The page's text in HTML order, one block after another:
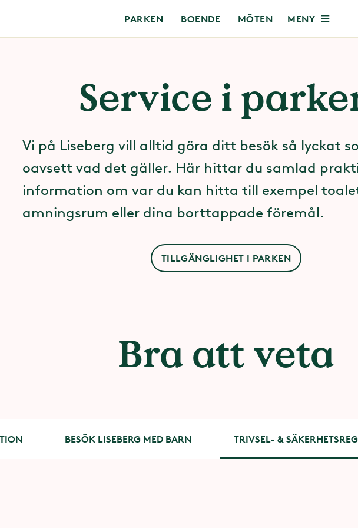
PARKEN BOENDE MÖTEN MENY
Service i
Vi på Liseberg vill alltid göra ditt besök så lyckat
oavsett vad det gäller. Här hittar du samlad
information om var du kan hitta till exempel
amningsrum eller dina borttappade föremål.
TILLGÄNGLIGHET I PARKEN
Bra att veta
BESÖK LISEBERG MED BARN TRIVSEL- &